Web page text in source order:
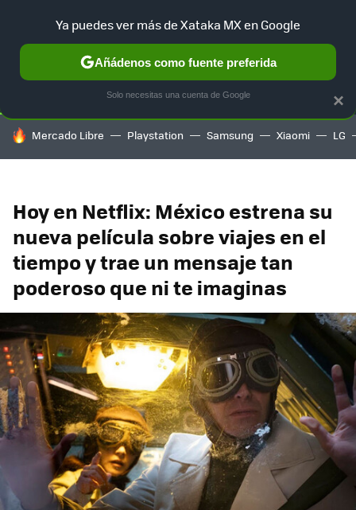
SELECCIÓN GAMING HOME AUTO TERRITORIO
HOY SE HABLA DE
Mercado Libre Playstation Samsung Xiaomi LG
Hoy en Netflix: México estrena su
nueva película sobre viajes en el
tiempo y trae un mensaje tan
poderoso que ni te imaginas
×
Ya puedes ver más de Xataka MX en Google
Añádenos como fuente preferida
Solo necesitas una cuenta de Google